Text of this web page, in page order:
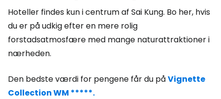
Hoteller findes kun i centrum af Sai Kung. Bo her, hvis
du er på udkig efter en mere rolig
forstadsatmosfære med mange naturattraktioner i
nærheden.
Den bedste værdi for pengene får du påVignette
Collection WM *****.